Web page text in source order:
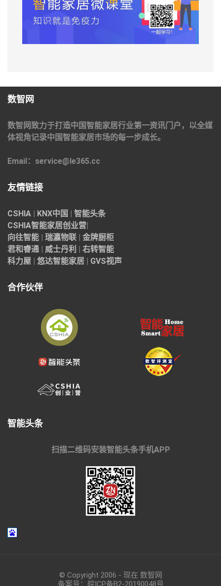
数智网
数智网致力于打造中国智能家居行业第一资讯门户，以全媒
体视角记录中国智能家居市场的每一步成长。
Email：service@le365.cc
友情链接
CSHIA KNX中国
智能头条
CSHIA智能家居创业营
向往智能
瑞瀛物联
金牌厨柜
君和睿通
威士丹利
右转智能
科力屋
悠达智能家居 GVS视声
合作伙伴
智能头条
扫描二维码安装智能头条手机APP
© Copyright 2006 - 现在 数智网
备案号： 皖ICP备B2-20190048号